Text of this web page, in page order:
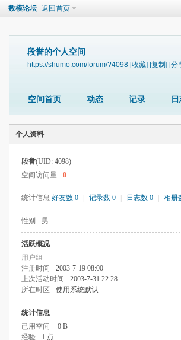
数模论坛 返回首页
段誉的个人空间
https://shumo.com/forum/?4098 [收藏] [复制] [分
空间首页 动态 记录
个人资料
段誉(UID: 4098)
空间访问量
0
统计信息 好友数 0 记录数 0 日志数 0 相册
性别 男
活跃概况
用户组
注册时间
2003-7-19 08:00
上次活动时间
2003-7-31 22:28
所在时区
使用系统默认
统计信息
已用空间
0 B
经验
1 点